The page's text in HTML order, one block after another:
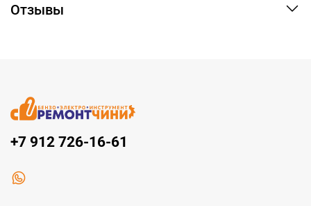
Отзывы
+7 912 726-16-61